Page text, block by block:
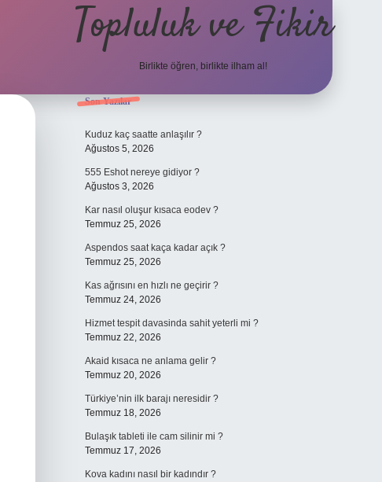
Topluluk ve Fikir
Birlikte öğren, birlikte ilham al!
Sidebar
Son Yazılar
Kuduz kaç saatte anlaşılır ?
Ağustos 5, 2026
555 Eshot nereye gidiyor ?
Ağustos 3, 2026
Kar nasıl oluşur kısaca eodev ?
Temmuz 25, 2026
Aspendos saat kaça kadar açık ?
Temmuz 25, 2026
Kas ağrısını en hızlı ne geçirir ?
Temmuz 24, 2026
Hizmet tespit davasinda sahit yeterli mi ?
Temmuz 22, 2026
Akaid kısaca ne anlama gelir ?
Temmuz 20, 2026
Türkiye’nin ilk barajı neresidir ?
Temmuz 18, 2026
Bulaşık tableti ile cam silinir mi ?
Temmuz 17, 2026
Kova kadını nasıl bir kadındır ?